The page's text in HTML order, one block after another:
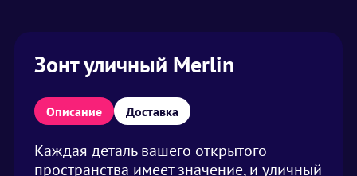
Зонт уличный Merlin
Описание Доставка
Каждая деталь вашего открытого
пространства имеет значение, и уличный